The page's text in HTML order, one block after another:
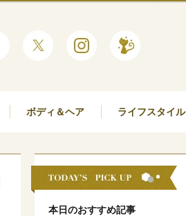
ボディ＆ヘア ライフスタイル
本日のおすすめ記事